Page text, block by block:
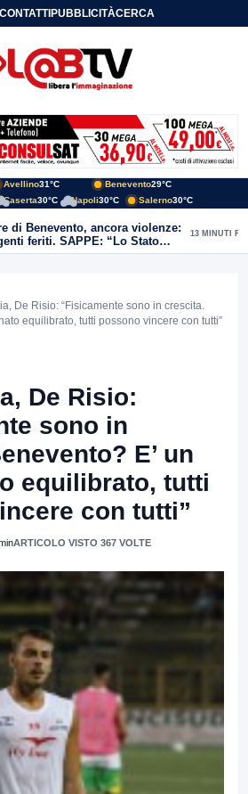
CONTATTIPUBBLICITÀCERCA
Avellino31°C Benevento29°C
Caserta30°C Napoli30°C Salerno30°C
di Benevento, ancora violenze:
feriti. SAPPE: “Lo Stato
arretrare”
13 MINUTI FA
De Risio: “Fisicamente sono in crescita.
equilibrato, tutti possono vincere con tutti”
De Risio:
sono in
E’ un
equilibrato, tutti
con tutti”
ARTICOLO VISTO 367 VOLTE